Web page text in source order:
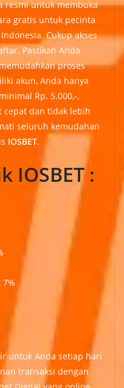
resmi untuk membuka
gratis untuk pecinta
Cukup akses
Pastikan Anda
proses
akun, Anda hanya
Rp. 5.000,-.
cepat dan tidak lebih
seluruh kemudahan
IOSBET.
IOSBET :
untuk Anda setiap hari
transaksi dengan